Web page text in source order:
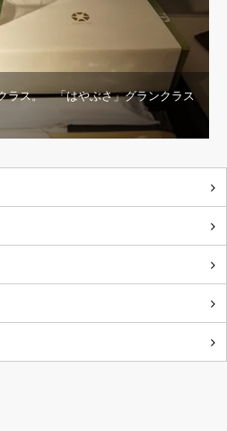
ラス。 「はやぶさ」グランクラス